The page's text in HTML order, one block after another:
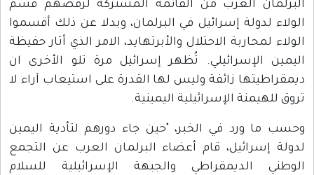
البرلمان العرب من القائمة المشتركة لرفضهم قسم
الولاء لدولة إسرائيل في البرلمان، وبدلا عن ذلك أقسموا
الولاء لمحاربة الاحتلال والأبرتهايد، الامر الذي أثار حفيظة
اليمين الإسرائيلي. تُظهر إسرائيل مرة تلو الأخرى ان
ديمقراطيتها زائفة وليس لها القدرة على استيعاب آراء لا
تروق للهيمنة الإسرائيلية اليمينية.
وحسب ما ورد في الخبر، "حين جاء دورهم لتأدية اليمين
لدولة إسرائيل، قام أعضاء البرلمان العرب عن التجمع
الوطني الديمقراطي والجبهة الإسرائيلية للسلام